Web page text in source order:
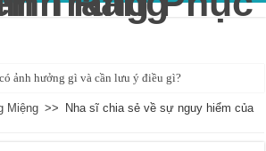
ảnh hưởng gì và cần lưu ý điều gì?
khi nhai và cách xử lý hiệu quả
Miệng >>
Nha sĩ chia sẻ về sự nguy hiểm của